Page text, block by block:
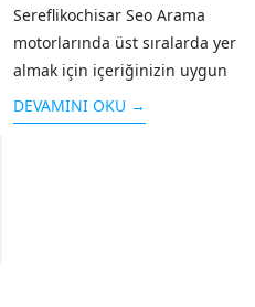
Sereflikochisar Seo Arama
motorlarında üst sıralarda yer
almak için içeriğinizin uygun
hale getirilmesi
çalışması SEO olarak
DEVAMINI OKU →